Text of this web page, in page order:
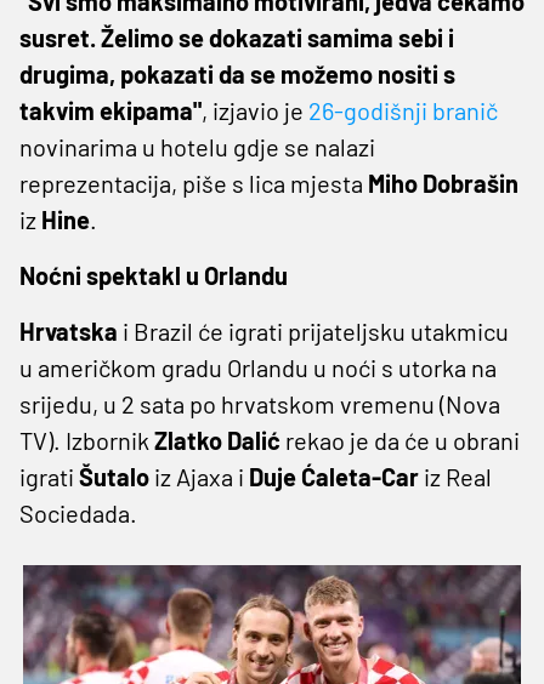
susret. Želimo se dokazati samima sebi i
drugima, pokazati da se možemo nositi s
takvim ekipama", izjavio je 26-godišnji branič
novinarima u hotelu gdje se nalazi
reprezentacija, piše s lica mjesta Miho Dobrašin
iz Hine.
Noćni spektakl u Orlandu
Hrvatska i Brazil će igrati prijateljsku utakmicu
u američkom gradu Orlandu u noći s utorka na
srijedu, u 2 sata po hrvatskom vremenu (Nova
TV). Izbornik Zlatko Dalić rekao je da će u obrani
igrati Šutalo iz Ajaxa i Duje Ćaleta-Car iz Real
Sociedada.